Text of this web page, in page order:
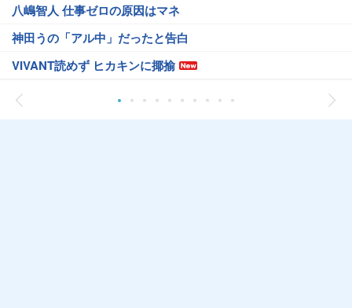
八嶋智人 仕事ゼロの原因はマネ
神田うの「アル中」だったと告白
VIVANT読めず ヒカキンに揶揄